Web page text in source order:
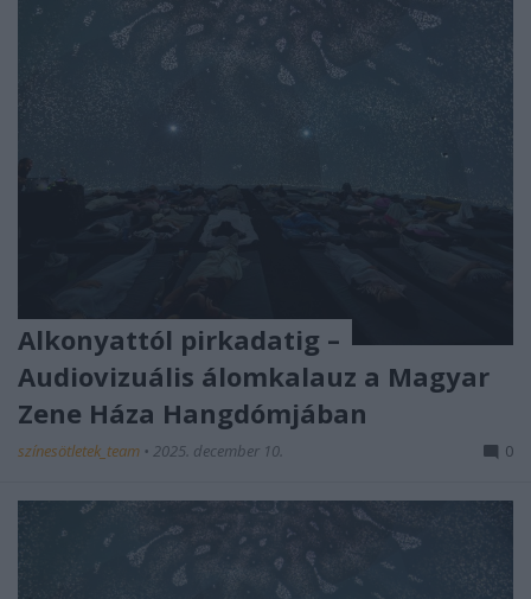
Alkonyattól pirkadatig –
Audiovizuális álomkalauz a Magyar
Zene Háza Hangdómjában
színesötletek_team • 2025. december 10. 0